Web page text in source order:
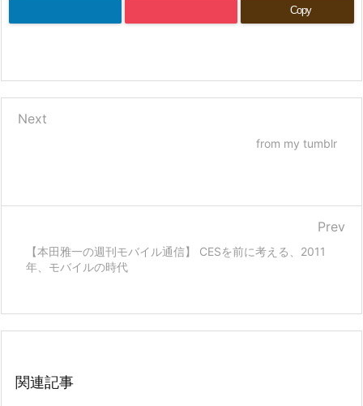
Copy
from my tumblr
Next
【本田雅一の週刊モバイル通信】 CESを前に考える、2011
年、モバイルの時代
Prev
関連記事